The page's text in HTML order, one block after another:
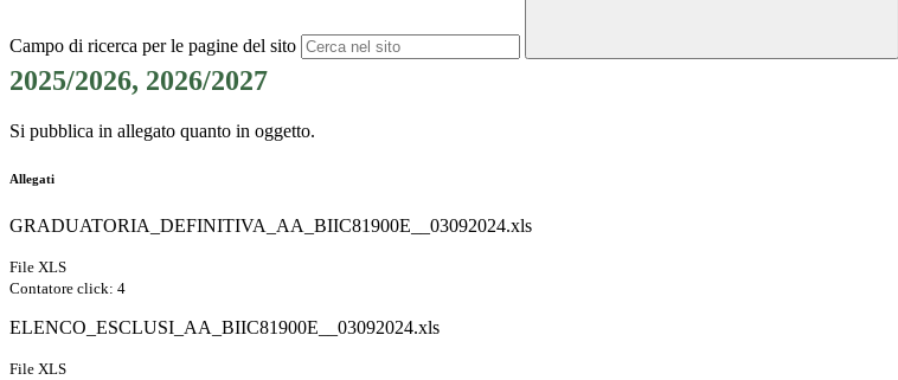
Campo di ricerca per le pagine del sito
2025/2026, 2026/2027
Si pubblica in allegato quanto in oggetto.
Allegati
GRADUATORIA_DEFINITIVA_AA_BIIC81900E__03092024.xls
File XLS
Contatore click: 4
ELENCO_ESCLUSI_AA_BIIC81900E__03092024.xls
File XLS